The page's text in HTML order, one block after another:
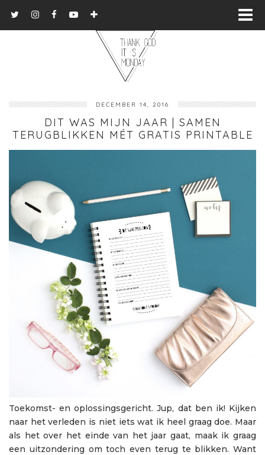
DECEMBER 14, 2016
DIT WAS MIJN JAAR | SAMEN
TERUGBLIKKEN MÉT GRATIS PRINTABLE
Toekomst- en oplossingsgericht. Jup, dat ben ik! Kijken
naar het verleden is niet iets wat ik heel graag doe. Maar
als het over het einde van het jaar gaat, maak ik graag
een uitzondering om toch even terug te blikken. Want